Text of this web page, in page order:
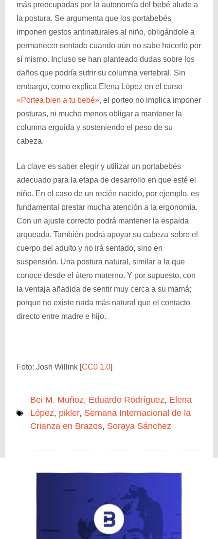
más preocupadas por la autonomía del bebé alude a
la postura. Se argumenta que los portabebés
imponen gestos antinaturales al niño, obligándole a
permanecer sentado cuando aún no sabe hacerlo por
sí mismo. Incluso se han planteado dudas sobre los
daños que podría sufrir su columna vertebral. Sin
embargo, como explica Elena López en el curso
«Portea bien a tu bebé», el porteo no implica imponer
posturas, ni mucho menos obligar a mantener la
columna erguida y sosteniendo el peso de su
cabeza.
La clave es saber elegir y utilizar un portabebés
adecuado para la etapa de desarrollo en que esté el
niño. En el caso de un recién nacido, por ejemplo, es
fundamental prestar mucha atención a la ergonomía.
Con un ajuste correcto podrá mantener la espalda
arqueada. También podrá apoyar su cabeza sobre el
cuerpo del adulto y no irá sentado, sino en
suspensión. Una postura natural, similar a la que
conoce desde el útero materno. Y por supuesto, con
la ventaja añadida de sentir muy cerca a su mamá;
porque no existe nada más natural que el contacto
directo entre madre e hijo.
Foto: Josh Willink [CC0 1.0]
Bei M. Muñoz, Eduardo Rodríguez, Elena
López, pikler, Semana Internacional de la
Crianza en Brazos, Soraya Sánchez